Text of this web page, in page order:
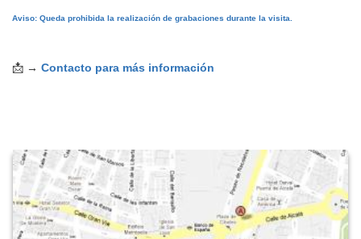
Aviso: Queda prohibida la realización de grabaciones durante la visita.
📩 → Contacto para más información